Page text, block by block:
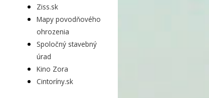
Ziss.sk
Mapy povodňového
ohrozenia
Spoločný stavebný
úrad
Kino Zora
Cintoríny.sk